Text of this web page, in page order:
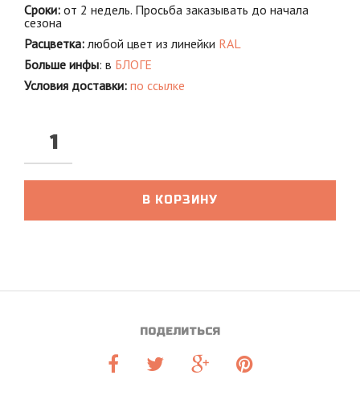
Сроки: от 2 недель. Просьба заказывать до начала
сезона
Расцветка: любой цвет из линейки RAL
Больше инфы: в БЛОГЕ
Условия доставки: по ссылке
В КОРЗИНУ
ПОДЕЛИТЬСЯ